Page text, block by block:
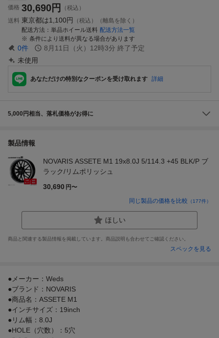
価格 30,690円
（税込）
送料 東京都は1,100円
（税込）（離島を除く）
配送方法
単品ホイール送料 配送方法一覧
条件により送料が異なる場合があります
0件 8月11日（火）12時3分 終了予定
未使用
あなただけの特別なクーポンを受け取れます 詳細
5,000円相当、落札価格がお得に
製品情報
NOVARIS ASSETE M1 19x8.0J 5/114.3 +45 BLK/P ブ
ラック/リムポリッシュ
30,690 円〜
同じ製品の価格を比較 （177件）
ほしい
商品と関連する製品情報を掲載しています。商品説明も合わせてご確認ください。
スペックを見る
●メーカー：Weds
●ブランド：NOVARIS
●商品名：ASSETE M1
●インチサイズ：19inch
●リム幅：8.0J
●HOLE（穴数）：5穴